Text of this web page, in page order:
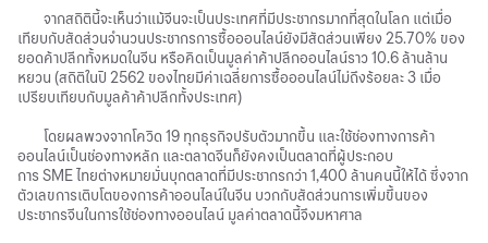
จากสถิตินี้จะเห็นว่าแม้จีนจะเป็นประเทศที่มีประชากรมากที่สุดในโลก แต่เมื่อ
เทียบกับสัดส่วนจำนวนประชากรการซื้อออนไลน์ยังมีสัดส่วนเพียง 25.70% ของ
ยอดค้าปลีกทั้งหมดในจีน หรือคิดเป็นมูลค่าค้าปลีกออนไลน์ราว10.6ล้านล้าน
หยวน (สถิติในปี 2562 ของไทยมีค่าเฉลี่ยการซื้อออนไลน์ไม่ถึงร้อยละ3 เมื่อ
เปรียบเทียบกับมูลค้าค้าปลีกทั้งประเทศ)
โดยผลพวงจากโควิด 19 ทุกธุรกิจปรับตัวมากขึ้น และใช้ช่องทางการค้า
ออนไลน์เป็นช่องทางหลัก และตลาดจีนก็ยังคงเป็นตลาดที่ผู้ประกอบ
การ SME ไทยต่างหมายมั่นบุกตลาดที่มีประชากรกว่า1,400 ล้านคนนี้ให้ได้ซึ่งจาก
ตัวเลขการเติบโตของการค้าออนไลน์ในจีน บวกกับสัดส่วนการเพิ่มขึ้นของ
ประชากรจีนในการใช้ช่องทางออนไลน์ มูลค่าตลาดนี้จึงมหาศาล